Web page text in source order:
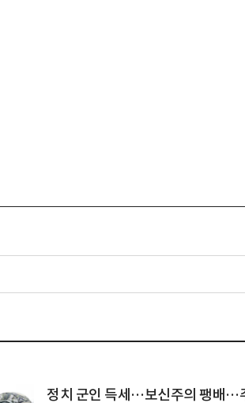
정치 군인 득세…보신주의 팽배…